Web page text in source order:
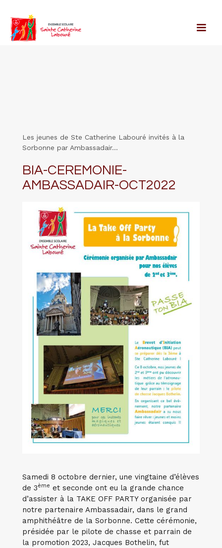
Les jeunes de Ste Catherine Labouré invités à la
Sorbonne par Ambassadair...
BIA-CEREMONIE-
AMBASSADAIR-OCT2022
Samedi 8 octobre dernier, une vingtaine d’élèves
de 3ème et seconde ont eu la grande chance
d’assister à la TAKE OFF PARTY organisée par
notre partenaire Ambassadair, dans le grand
amphithéâtre de la Sorbonne. Cette cérémonie,
présidée par le pilote de chasse et parrain de
la promotion 2023, Jacques Bothelin, fut